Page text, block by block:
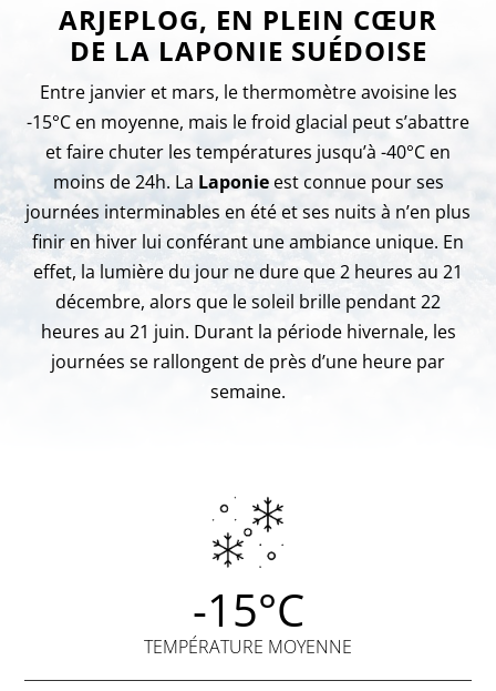
ARJEPLOG, EN PLEIN CŒUR
DE LA LAPONIE SUÉDOISE
Entre janvier et mars, le thermomètre avoisine les
-15°C en moyenne, mais le froid glacial peut s’abattre
et faire chuter les températures jusqu’à -40°C en
moins de 24h. La Laponie est connue pour ses
journées interminables en été et ses nuits à n’en plus
finir en hiver lui conférant une ambiance unique. En
effet, la lumière du jour ne dure que 2 heures au 21
décembre, alors que le soleil brille pendant 22
heures au 21 juin. Durant la période hivernale, les
journées se rallongent de près d’une heure par
semaine.
-15°C
TEMPÉRATURE MOYENNE